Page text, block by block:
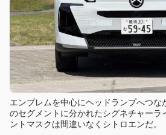
エンブレムを中心にヘッドランプへつな
のセグメントに分かれたシグネチャーラ
ントマスクは間違いなくシトロエンだ。